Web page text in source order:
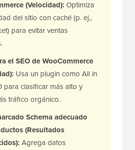
(Velocidad): Optimiza
del sitio con caché (p. ej.,
para evitar ventas
el SEO de WooCommerce
Usa un plugin como All in
para clasificar más alto y
tráfico orgánico.
Schema adecuado
(Resultados
Agrega datos